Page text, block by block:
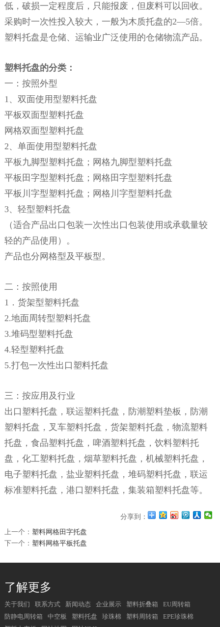
低，破损一定程度后，只能报废，但废料可以回收。
采购时一次性投入较大，一般为木质托盘的2—5倍。
塑料托盘是仓储、运输业广泛使用的仓储物流产品。
塑料托盘的分类：
一：按照外型
1、双面使用型塑料托盘
平板双面型塑料托盘
网格双面型塑料托盘
2、单面使用型塑料托盘
平板九脚型塑料托盘；网格九脚型塑料托盘
平板田字型塑料托盘；网格田字型塑料托盘
平板川字型塑料托盘；网格川字型塑料托盘
3、轻型塑料托盘
（适合产品出口包装一次性出口包装使用或承载量较
轻的产品使用）。
产品也分网格型及平板型。
二：按照使用
1．货架型塑料托盘
2.地面周转型塑料托盘
3.堆码型塑料托盘
4.轻型塑料托盘
5.打包一次性出口塑料托盘
三：按应用及行业
出口塑料托盘，联运塑料托盘，防潮塑料垫板，防潮
塑料托盘，叉车塑料托盘，货架塑料托盘，物流塑料
托盘，食品塑料托盘，啤酒塑料托盘，饮料塑料托
盘，化工塑料托盘，烟草塑料托盘，机械塑料托盘，
电子塑料托盘，盐业塑料托盘，堆码塑料托盘，联运
标准塑料托盘，港口塑料托盘，集装箱塑料托盘等。
分享到：
上一个： 塑料网格田字托盘
下一个： 塑料网格平板托盘
了解更多
关于我们 联系方式 新闻动态 企业展示 塑料折叠箱
EU周转箱
防静电周转箱
中空板 塑料托盘 珍珠棉 塑料周转箱
EPE珍珠棉